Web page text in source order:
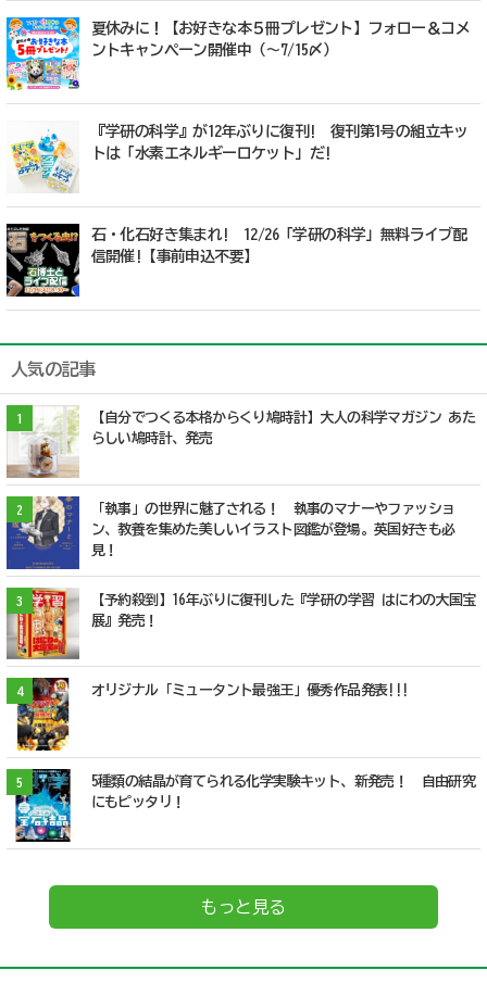
夏休みに！【お好きな本５冊プレゼント】フォロー＆コメ
ントキャンペーン開催中（～7/15〆）
『学研の科学』が12年ぶりに復刊! 復刊第1号の組立キッ
トは「水素エネルギーロケット」だ!
石・化石好き集まれ! 12/26「学研の科学」無料ライブ配
信開催!【事前申込不要】
人気の記事
1
【自分でつくる本格からくり鳩時計】大人の科学マガジン あた
らしい鳩時計、発売
2
「執事」の世界に魅了される！ 執事のマナーやファッショ
ン、教養を集めた美しいイラスト図鑑が登場。英国好きも必
見！
3
【予約殺到】16年ぶりに復刊した『学研の学習 はにわの大国宝
展』発売！
4 オリジナル「ミュータント最強王」優秀作品発表!!!
5
5種類の結晶が育てられる化学実験キット、新発売！ 自由研究
にもピッタリ！
もっと見る